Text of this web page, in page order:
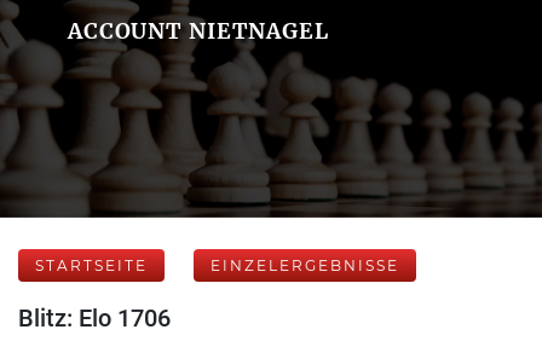
ACCOUNT NIETNAGEL
STARTSEITE EINZELERGEBNISSE
Blitz: Elo 1706